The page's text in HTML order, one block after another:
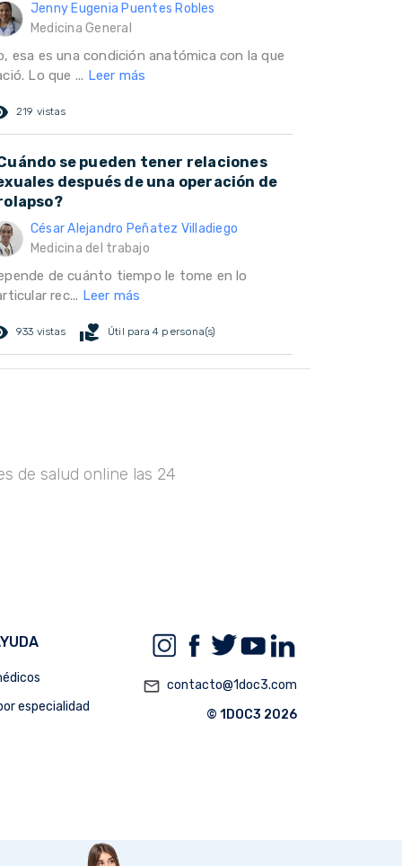
Jenny Eugenia Puentes Robles
Medicina General
esa es una condición anatómica con la que
Lo que ... Leer más
219 vistas
se pueden tener relaciones
después de una operación de
César Alejandro Peñatez Villadiego
Medicina del trabajo
de cuánto tiempo le tome en lo
rec... Leer más
933 vistas volunteer_activism Útil para 4 persona(s)
de salud online las 24
especialidad
mail_outline contacto@1doc3.com
© 1DOC3 2026